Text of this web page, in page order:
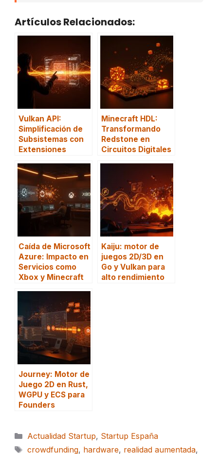
Artículos Relacionados:
Vulkan API:
Simplificación de
Subsistemas con
Extensiones
Minecraft HDL:
Transformando
Redstone en
Circuitos Digitales
Caída de Microsoft
Azure: Impacto en
Servicios como
Xbox y Minecraft
Kaiju: motor de
juegos 2D/3D en
Go y Vulkan para
alto rendimiento
Journey: Motor de
Juego 2D en Rust,
WGPU y ECS para
Founders
Categorías
Actualidad Startup, Startup España
Etiquetas
crowdfunding, hardware, realidad aumentada,